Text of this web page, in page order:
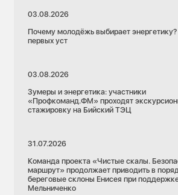
03.08.2026
Почему молодёжь выбирает
первых уст
03.08.2026
Зумеры и энергетика: участники
«Профкоманд.ФМ» проходят
стажировку на Бийский ТЭЦ
31.07.2026
Команда проекта «Чистые скалы.
маршрут» продолжает приводить в
береговые склоны Енисея при
Мельниченко